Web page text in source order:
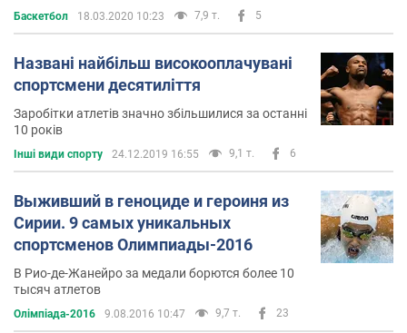
Баскетбол 18.03.2020 10:23 7,9 т. 5
Названі найбільш високооплачувані
спортсмени десятиліття
Заробітки атлетів значно збільшилися за останні
10 років
Інші види спорту 24.12.2019 16:55 9,1 т. 6
Выживший в геноциде и героиня из
Сирии. 9 самых уникальных
спортсменов Олимпиады-2016
В Рио-де-Жанейро за медали борются более 10
тысяч атлетов
Олімпіада-2016 9.08.2016 10:47 9,7 т. 23